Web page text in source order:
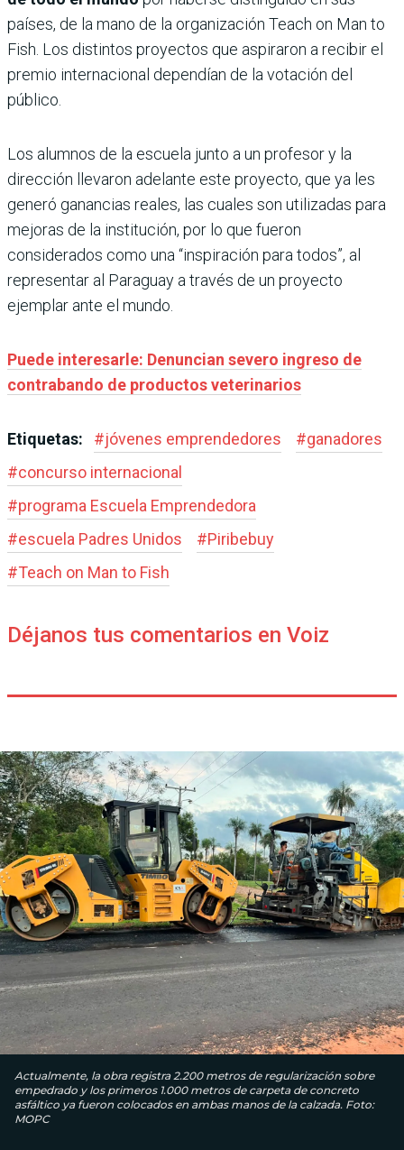
países, de la mano de la organización Teach on Man to
Fish. Los distintos proyectos que aspiraron a recibir el
premio internacional dependían de la votación del
público.
Los alumnos de la escuela junto a un profesor y la
dirección llevaron adelante este proyecto, que ya les
generó ganancias reales, las cuales son utilizadas para
mejoras de la institución, por lo que fueron
considerados como una “inspiración para todos”, al
representar al Paraguay a través de un proyecto
ejemplar ante el mundo.
Puede interesarle: Denuncian severo ingreso de
contrabando de productos veterinarios
Etiquetas: #jóvenes emprendedores #ganadores
#concurso internacional
#programa Escuela Emprendedora
#escuela Padres Unidos #Piribebuy
#Teach on Man to Fish
Déjanos tus comentarios en Voiz
Actualmente, la obra registra 2.200 metros de regularización sobre
empedrado y los primeros 1.000 metros de carpeta de concreto
asfáltico ya fueron colocados en ambas manos de la calzada. Foto:
MOPC